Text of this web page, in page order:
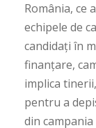
România, ce
echipele de
candidați în
finanțare,
implica
pentru a
din